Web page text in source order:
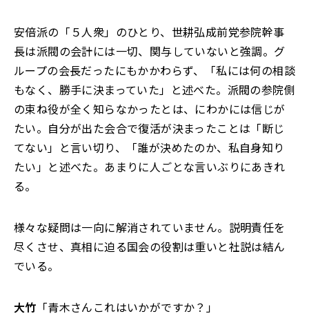
安倍派の「５人衆」のひとり、世耕弘成前党参院幹事
長は派閥の会計には一切、関与していないと強調。グ
ループの会長だったにもかかわらず、「私には何の相談
もなく、勝手に決まっていた」と述べた。派閥の参院側
の束ね役が全く知らなかったとは、にわかには信じが
たい。自分が出た会合で復活が決まったことは「断じ
てない」と言い切り、「誰が決めたのか、私自身知り
たい」と述べた。あまりに人ごとな言いぶりにあきれ
る。
様々な疑問は一向に解消されていません。説明責任を
尽くさせ、真相に迫る国会の役割は重いと社説は結ん
でいる。
大竹 「青木さんこれはいかがですか？」